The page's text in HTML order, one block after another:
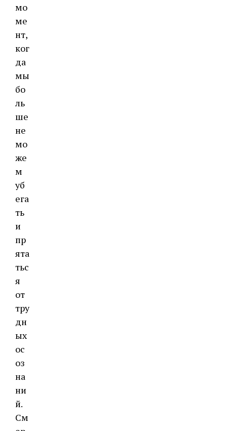
мо
ме
нт,
ког
да
мы
бо
ль
ше
не
мо
же
м
уб
ега
ть
и
пр
ята
тьс
я
от
тру
дн
ых
ос
оз
на
ни
й.
См